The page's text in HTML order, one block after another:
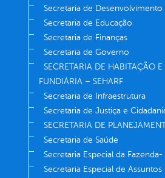
Secretaria de
Secretaria de Educação
Secretaria de Finanças
Secretaria de Governo
SECRETARIA DE HABITAÇÃO
FUNDIÁRIA – SEHARF
Secretaria de Infraestrutura
Secretaria de Justiça e
SECRETARIA DE
Secretaria de Saúde
Secretaria Especial da Fazenda-
Secretaria Especial de Assuntos